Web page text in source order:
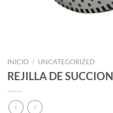
INICIO / UNCATEGORIZED
REJILLA DE SUCCION